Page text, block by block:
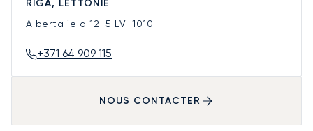
RIGA, LETTONIE
Alberta iela 12-5 LV-1010
+371 64 909 115
NOUS CONTACTER